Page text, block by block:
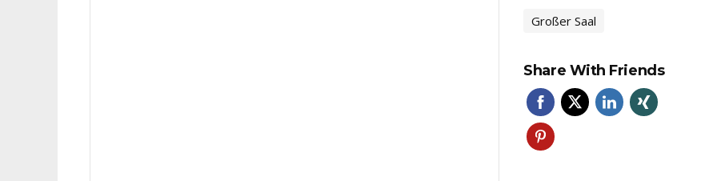
Großer Saal
Share With Friends